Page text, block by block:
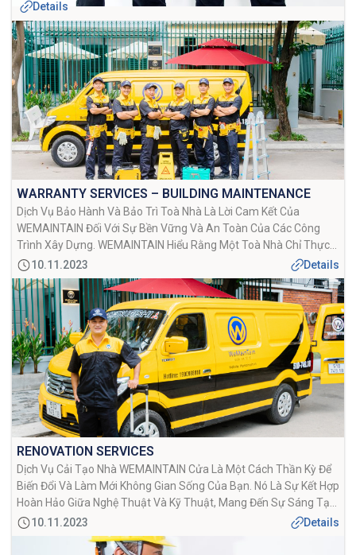
Một Tác Phẩm Nghệ Thuật Đẹp Mắt Và Độc Đáo. WEMAINTAIN
Không Chỉ Tạo Ra Các Thiết Kế, WEMAINTAIN Tạo Ra Trải
Nghiệm Sống, Một Không Gian Thú Vị Và Thú […]
Details
WARRANTY SERVICES – BUILDING MAINTENANCE
Dịch Vụ Bảo Hành Và Bảo Trì Toà Nhà Là Lời Cam Kết Của
WEMAINTAIN Đối Với Sự Bền Vững Và An Toàn Của Các Công
Trình Xây Dựng. WEMAINTAIN Hiểu Rằng Một Toà Nhà Chỉ Thực
Sự Xuất Sắc Khi Nó Được Duy Trì Và Bảo Quản Đúng Cách Sau
Khi Hoàn Thành. Đó […]
10.11.2023 Details
RENOVATION SERVICES
Dịch Vụ Cải Tạo Nhà WEMAINTAIN Cửa Là Một Cách Thần Kỳ Để
Biến Đổi Và Làm Mới Không Gian Sống Của Bạn. Nó Là Sự Kết Hợp
Hoàn Hảo Giữa Nghệ Thuật Và Kỹ Thuật, Mang Đến Sự Sáng Tạo
Và Đổi Mới Cho Căn Nhà Hiện Tại Của Bạn. Dù Bạn Muốn Thay […]
10.11.2023 Details